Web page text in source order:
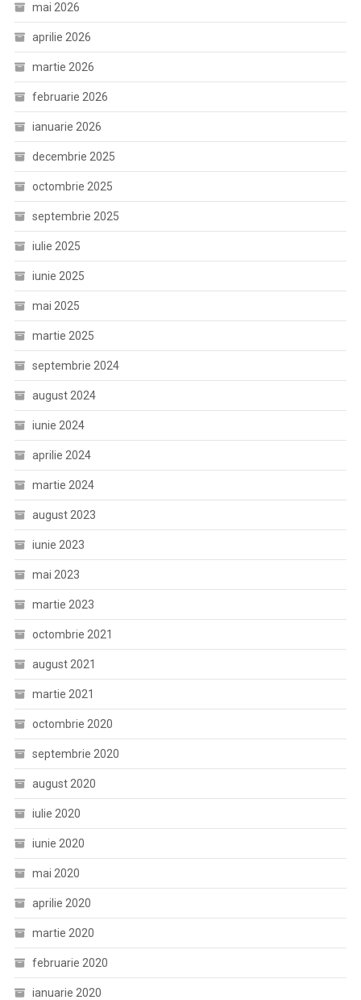
mai 2026
aprilie 2026
martie 2026
februarie 2026
ianuarie 2026
decembrie 2025
octombrie 2025
septembrie 2025
iulie 2025
iunie 2025
mai 2025
martie 2025
septembrie 2024
august 2024
iunie 2024
aprilie 2024
martie 2024
august 2023
iunie 2023
mai 2023
martie 2023
octombrie 2021
august 2021
martie 2021
octombrie 2020
septembrie 2020
august 2020
iulie 2020
iunie 2020
mai 2020
aprilie 2020
martie 2020
februarie 2020
ianuarie 2020